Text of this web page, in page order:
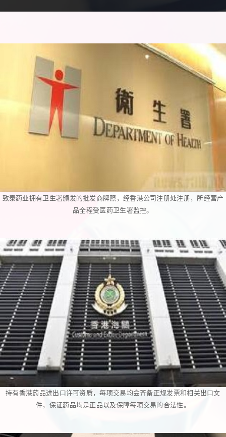
致泰药业拥有卫生署颁发的批发商牌照，经香港公司注册处注册，所经营产
品全程受医药卫生署监控。
持有香港药品进出口许可资质，每项交易均会齐备正规发票和相关出口文
件，保证药品均是正品以及保障每项交易的合法性。